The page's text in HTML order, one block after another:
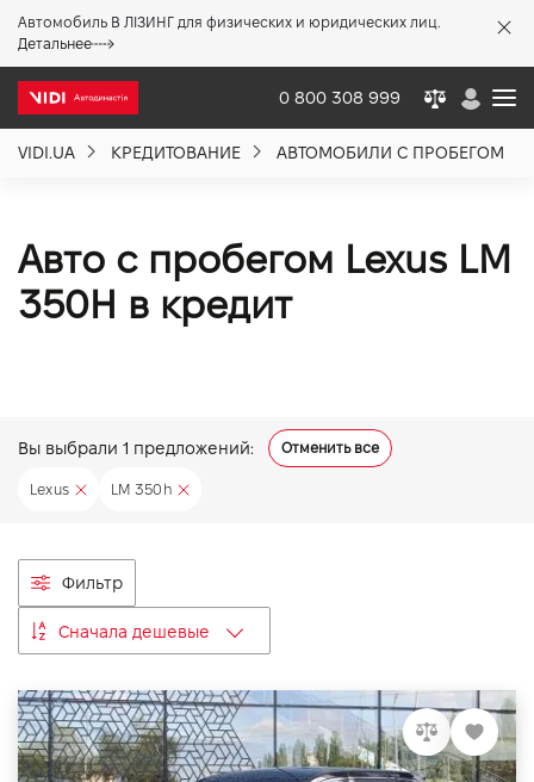
Автомобиль В ЛІЗИНГ для физических и юридических лиц.
Детальнее
0 800 308 999
VIDI.UA КРЕДИТОВАНИЕ АВТОМОБИЛИ С ПРОБЕГОМ
Авто с пробегом Lexus LM
350H в кредит
Вы выбрали 1 предложений: Отменить все
Lexus LM 350h
Фильтр
Сначала дешевые
Акции %
Новости
Вакансии
VIDI Карьера
Контакты
Підпишись на наш канал та слідкуй за
акціями, послугами та новинками